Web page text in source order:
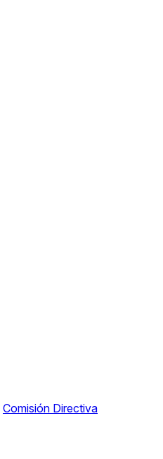
Comisión Directiva